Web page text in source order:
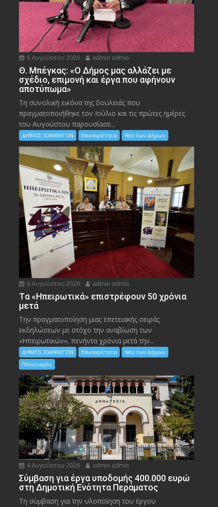
6 Αυγούστου 2026 admin admin
Θ. Μπέγκας: «Ο Δήμος μας αλλάζει με
σχέδιο, επιμονή και έργα που αφήνουν
αποτύπωμα»
Τη συνολική εικόνα της δουλειάς που
πραγματοποιήθηκε τον Ιούλιο και τις πρώτες ημέρες
του Αυγούστου παρουσίασε...
ΔΗΜΟΣ ΙΩΑΝΝΙΤΩΝ Επικαιρότητα Νέα των Δήμων
6 Αυγούστου 2026 admin admin
Tα «Ηπειρωτικά» επιστρέφουν 50 χρόνια
μετά
Την πραγματοποίηση μιας επετειακής σειράς
εκδηλώσεων με στόχο την αναβίωση των
«Ηπειρωτικών», πενήντα χρόνια μετά την...
ΔΗΜΟΣ ΙΩΑΝΝΙΤΩΝ Επικαιρότητα
Νέα των Δήμων
Πολιτισμός
4 Αυγούστου 2026 admin admin
Σύμβαση για έργα υποδομής 400.000 ευρώ
στη Δημοτική Ενότητα Περάματος
Τη σύμβαση για την υλοποίηση του έργου